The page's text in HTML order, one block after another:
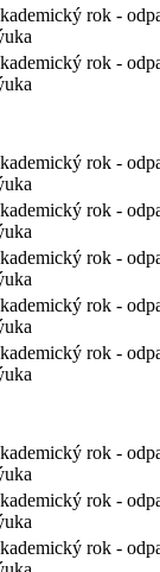
rok -
rok -
rok -
rok -
rok -
rok -
rok -
rok -
rok -
rok -